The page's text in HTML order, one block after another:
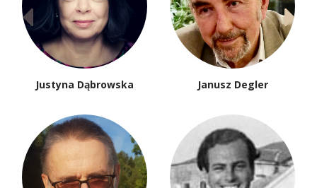
Justyna Dąbrowska Janusz Degler